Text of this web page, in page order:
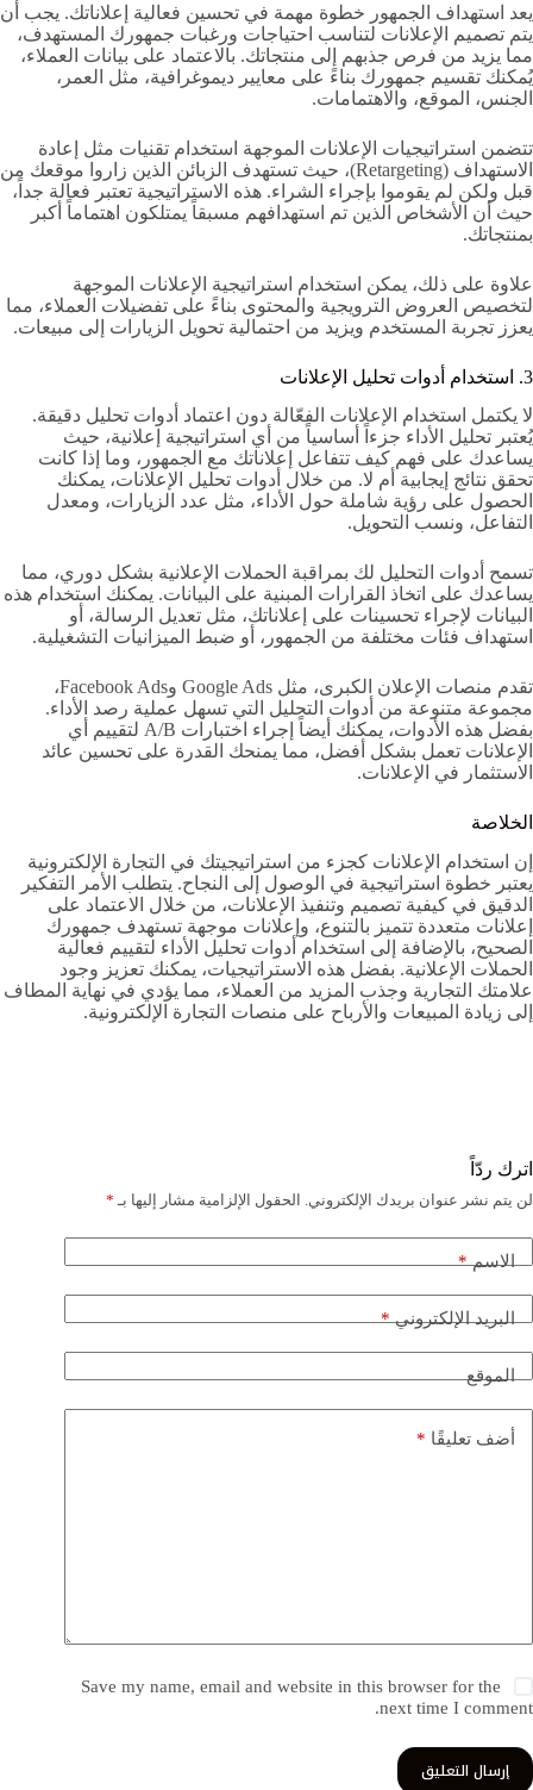
يعد استهداف الجمهور خطوة مهمة في تحسين فعالية إعلاناتك. يجب أن
يتم تصميم الإعلانات لتناسب احتياجات ورغبات جمهورك المستهدف،
مما يزيد من فرص جذبهم إلى منتجاتك. بالاعتماد على بيانات العملاء،
يُمكنك تقسيم جمهورك بناءً على معايير ديموغرافية، مثل العمر،
الجنس، الموقع، والاهتمامات.
تتضمن استراتيجيات الإعلانات الموجهة استخدام تقنيات مثل إعادة
الاستهداف (Retargeting)، حيث تستهدف الزبائن الذين زاروا موقعك من
قبل ولكن لم يقوموا بإجراء الشراء. هذه الاستراتيجية تعتبر فعالة جداً،
حيث أن الأشخاص الذين تم استهدافهم مسبقاً يمتلكون اهتماماً أكبر
بمنتجاتك.
علاوة على ذلك، يمكن استخدام استراتيجية الإعلانات الموجهة
لتخصيص العروض الترويجية والمحتوى بناءً على تفضيلات العملاء، مما
يعزز تجربة المستخدم ويزيد من احتمالية تحويل الزيارات إلى مبيعات.
3. استخدام أدوات تحليل الإعلانات
لا يكتمل استخدام الإعلانات الفعّالة دون اعتماد أدوات تحليل دقيقة.
يُعتبر تحليل الأداء جزءاً أساسياً من أي استراتيجية إعلانية، حيث
يساعدك على فهم كيف تتفاعل إعلاناتك مع الجمهور، وما إذا كانت
تحقق نتائج إيجابية أم لا. من خلال أدوات تحليل الإعلانات، يمكنك
الحصول على رؤية شاملة حول الأداء، مثل عدد الزيارات، ومعدل
التفاعل، ونسب التحويل.
تسمح أدوات التحليل لك بمراقبة الحملات الإعلانية بشكل دوري، مما
يساعدك على اتخاذ القرارات المبنية على البيانات. يمكنك استخدام هذه
البيانات لإجراء تحسينات على إعلاناتك، مثل تعديل الرسالة، أو
استهداف فئات مختلفة من الجمهور، أو ضبط الميزانيات التشغيلية.
تقدم منصات الإعلان الكبرى، مثل Google Ads وFacebook Ads،
مجموعة متنوعة من أدوات التحليل التي تسهل عملية رصد الأداء.
بفضل هذه الأدوات، يمكنك أيضاً إجراء اختبارات A/B لتقييم أي
الإعلانات تعمل بشكل أفضل، مما يمنحك القدرة على تحسين عائد
الاستثمار في الإعلانات.
الخلاصة
إن استخدام الإعلانات كجزء من استراتيجيتك في التجارة الإلكترونية
يعتبر خطوة استراتيجية في الوصول إلى النجاح. يتطلب الأمر التفكير
الدقيق في كيفية تصميم وتنفيذ الإعلانات، من خلال الاعتماد على
إعلانات متعددة تتميز بالتنوع، وإعلانات موجهة تستهدف جمهورك
الصحيح، بالإضافة إلى استخدام أدوات تحليل الأداء لتقييم فعالية
الحملات الإعلانية. بفضل هذه الاستراتيجيات، يمكنك تعزيز وجود
علامتك التجارية وجذب المزيد من العملاء، مما يؤدي في نهاية المطاف
إلى زيادة المبيعات والأرباح على منصات التجارة الإلكترونية.
اترك ردّاً
لن يتم نشر عنوان بريدك الإلكتروني. الحقول الإلزامية مشار إليها بـ *
الاسم*
البريد الإلكتروني*
الموقع
أضف تعليقًا *
Save my name, email and website in this browser for the
next time I comment.
إرسال التعليق